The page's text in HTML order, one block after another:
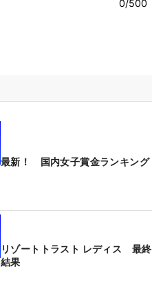
最新！ 国内女子賞金ランキング
リゾートトラスト レディス 最終
結果